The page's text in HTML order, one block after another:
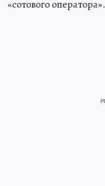
«сотового оператора».